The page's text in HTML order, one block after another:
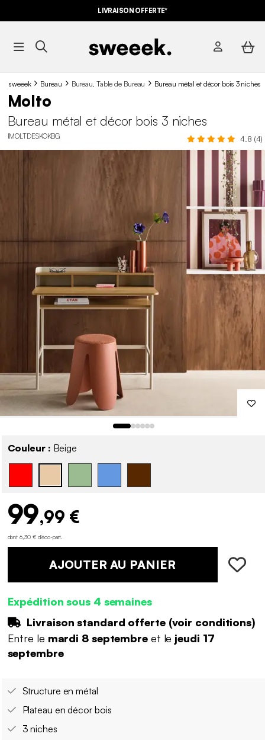
LIVRAISON OFFERTE*
sweeek Bureau Bureau, Table de Bureau Bureau métal et décor bois 3 niches
Molto
Bureau métal et décor bois 3 niches
IMOLTDESKOKBG 4.8 (4)
Couleur : Beige
99,99 €
dont 6,30 € d'éco-part
AJOUTER AU PANIER
Expédition sous 4 semaines
Livraison standard offerte (voir conditions)
Entre le mardi 8 septembreet le jeudi 17
septembre
Structure en métal
Plateau en décor bois
3 niches